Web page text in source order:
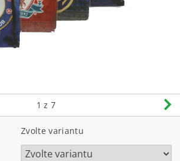
1 z 7
Zvolte variantu